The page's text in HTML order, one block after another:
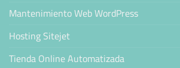
Mantenimiento Web WordPress
Hosting Sitejet
Tienda Online Automatizada